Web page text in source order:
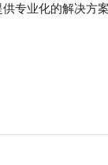
专业化的解决方